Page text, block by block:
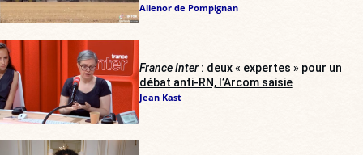
Alienor de Pompignan
France Inter: deux « expertes » pour un
débat anti-RN, l’Arcom saisie
Jean Kast